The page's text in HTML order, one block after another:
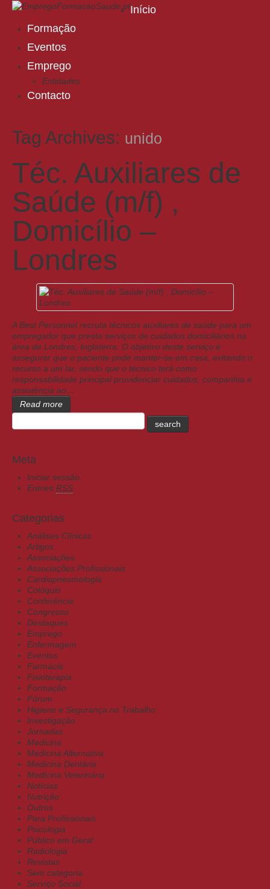
Início
Formação
Eventos
Emprego
Entidades
Contacto
Tag Archives: unido
Téc. Auxiliares de
Saúde (m/f) ,
Domicílio –
Londres
A Best Personnel recruta técnicos auxiliares de saúde para um
empregador que presta serviços de cuidados domiciliários na
área de Londres, Inglaterra. O objetivo deste serviço é
assegurar que o paciente pode manter-se em casa, evitando o
recurso a um lar, sendo que o técnico terá como
responsabilidade principal providenciar cuidados, companhia e
assistência ao…
Read more
Meta
Iniciar sessão
Entries RSS
Categorias
Análises Clínicas
Artigos
Associações
Associações Profissionais
Cardiopneumologia
Colóquio
Conferência
Congresso
Destaques
Emprego
Enfermagem
Eventos
Farmácia
Fisioterapia
Formação
Fórum
Higiene e Segurança no Trabalho
Investigação
Jornadas
Medicina
Medicina Alternativa
Medicina Dentária
Medicina Veterinária
Notícias
Nutrição
Outros
Para Profissionais
Psicologia
Público em Geral
Radiologia
Revistas
Sem categoria
Serviço Social